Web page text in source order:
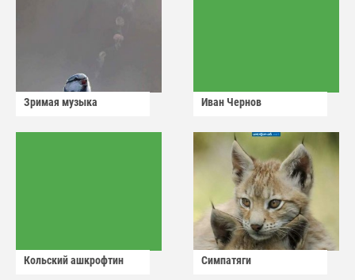
Зримая музыка Иван Чернов
Кольский ашкрофтин Симпатяги